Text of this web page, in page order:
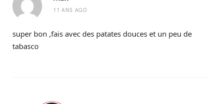
11 ANS AGO
super bon ,fais avec des patates douces et un peu de
tabasco